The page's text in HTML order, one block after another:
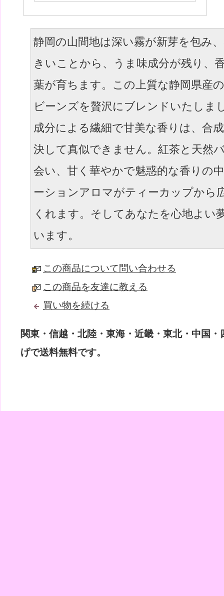
静岡の山間地は深い霧が新芽を包み
きいことから、うま味成分が残り、
葉が育ちます。この上質な静岡県産
ビーンズを贅沢にブレンドいたしま
成分による繊細で甘美な香りは、合
決して真似できません。紅茶と天然
会い、甘く華やかで魅惑的な香りの
ーションアロマがティーカップから
くれます。そしてあなたを心地よい
います。
この商品について問い合わせる
この商品を友達に教える
買い物を続ける
関東・信越・北陸・東海・近畿・東北・中国・
げで送料無料です。